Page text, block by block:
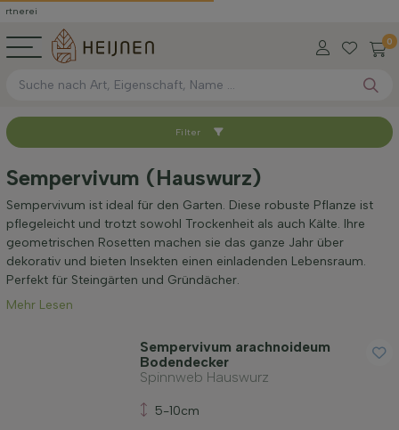
0
Sortieren nach
Anwendung
Blütenfarbe
Blütezeit
Filter
Sempervivum (Hauswurz)
Sempervivum ist ideal für den Garten. Diese robuste Pflanze ist
pflegeleicht und trotzt sowohl Trockenheit als auch Kälte. Ihre
geometrischen Rosetten machen sie das ganze Jahr über
dekorativ und bieten Insekten einen einladenden Lebensraum.
Perfekt für Steingärten und Gründächer.
Mehr Lesen
Sempervivum arachnoideum
Bodendecker
Spinnweb Hauswurz
5-10cm